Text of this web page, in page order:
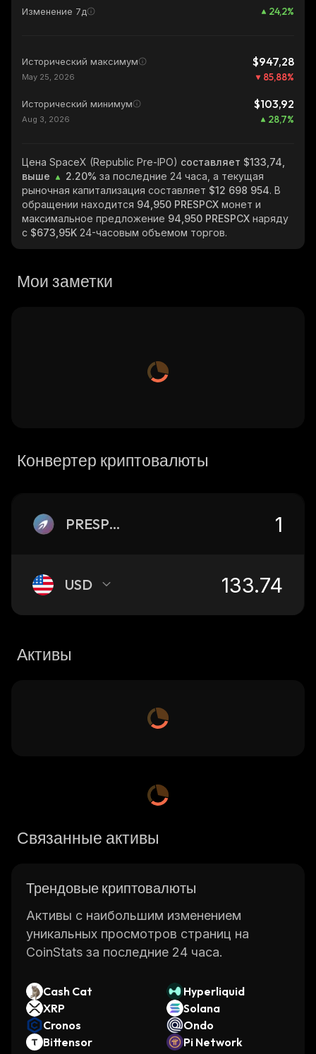
Изменение 7д 24,2%
Исторический максимум $947,28
May 25, 2026 85,88%
Исторический минимум $103,92
Aug 3, 2026 28,7%
Цена SpaceX (Republic Pre-IPO) составляет $133,74,
выше
2.20% за последние 24 часа, а текущая
рыночная капитализация составляет $12 698 954. В
обращении находится 94,950 PRESPCX монет и
максимальное предложение 94,950 PRESPCX наряду
с $673,95K 24-часовым объемом торгов.
Мои заметки
Конвертер криптовалюты
PRESPCX
USD
Активы
Связанные активы
Трендовые криптовалюты
Активы с наибольшим изменением
уникальных просмотров страниц на
CoinStats за последние 24 часа.
Cash Cat
Hyperliquid
XRP
Solana
Cronos
Ondo
Bittensor
Pi Network